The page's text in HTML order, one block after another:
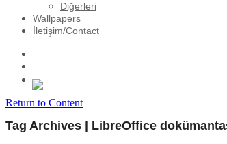
Diğerleri
Wallpapers
İletişim/Contact
Return to Content
Tag Archives | LibreOffice